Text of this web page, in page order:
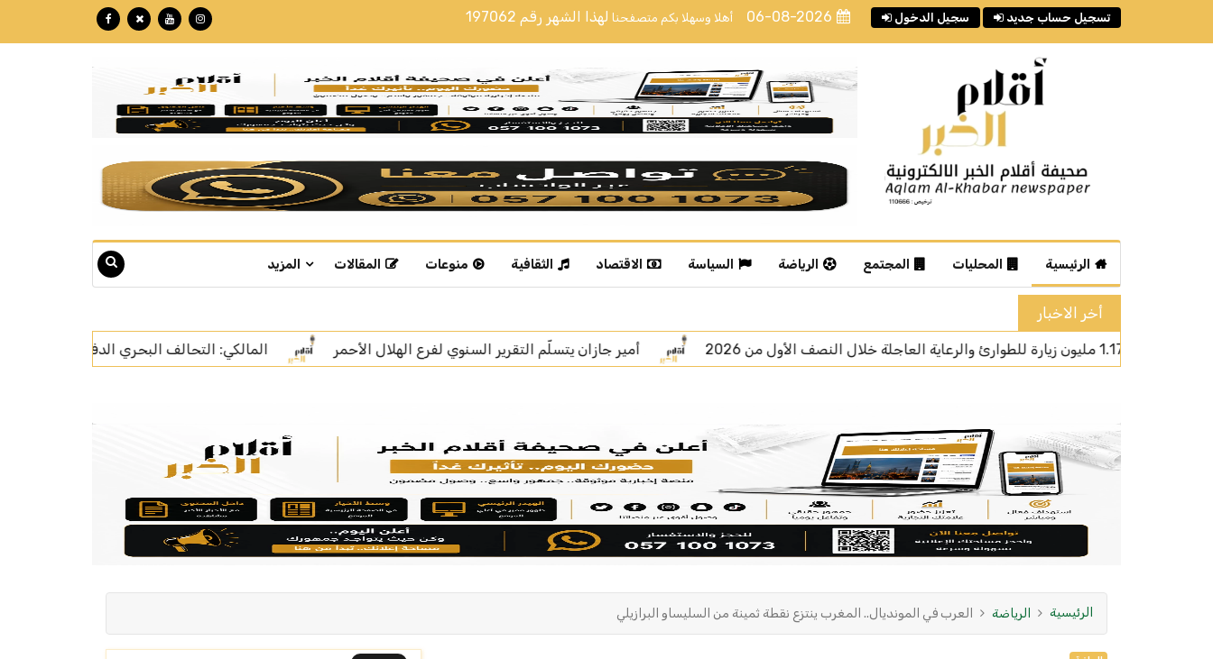
أهلا وسهلا بكم متصفحنا لهذا الشهر رقم 197062 06-08-2026 سجيل الدخول تسجيل حساب جديد
الرئيسية المحليات المجتمع الرياضة السياسة الاقتصاد الثقافية منوعات المقالات المزيد
أخر الاخبار
أمير جازان يتسلّم التقرير السنوي لفرع الهلال الأحمر المالكي: التحالف البحري الدفاعي متعدد الجنسيات يجسد إدراكًا دوليًا مشتركًا لحماية
الرئيسية الرياضة العرب في المونديال.. المغرب ينتزع نقطة ثمينة من السليساو البرازيلي